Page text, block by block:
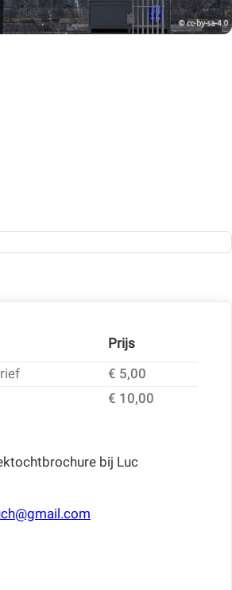
Prijs
€ 5,00
€ 10,00
bij Luc